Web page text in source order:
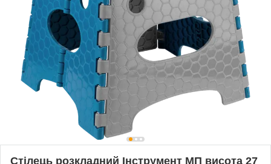
Стілець розкладний Інструмент МП висота 27